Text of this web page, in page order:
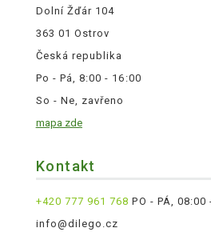
Dolní Žďár 104
363 01 Ostrov
Česká republika
Po - Pá, 8:00 - 16:00
So - Ne, zavřeno
mapa zde
Kontakt
+420 777 961 768 PO - PÁ, 08:00
info@dilego.cz